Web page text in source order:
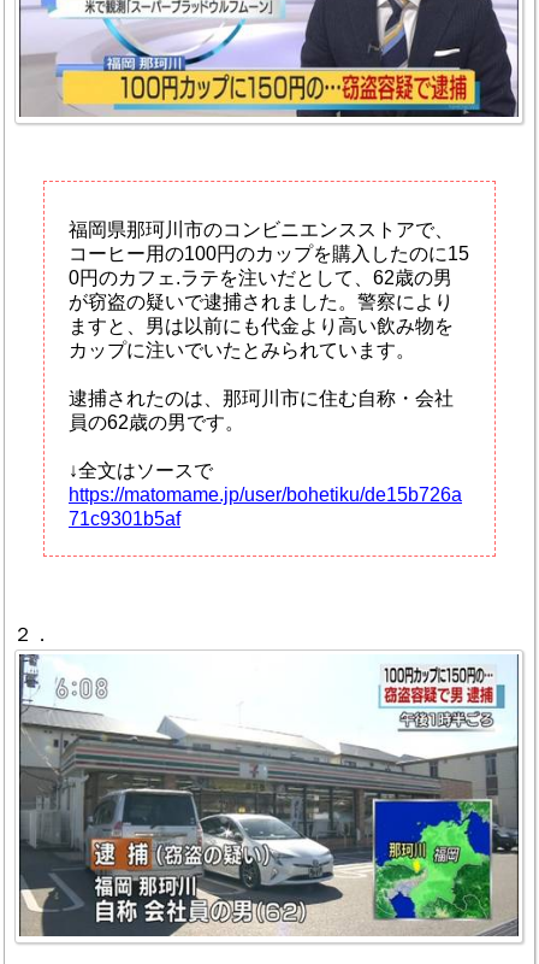
福岡県那珂川市のコンビニエンスストアで、
コーヒー用の100円のカップを購入したのに15
0円のカフェ.ラテを注いだとして、62歳の男
が窃盗の疑いで逮捕されました。警察により
ますと、男は以前にも代金より高い飲み物を
カップに注いでいたとみられています。
逮捕されたのは、那珂川市に住む自称・会社
員の62歳の男です。
↓全文はソースで
https://matomame.jp/user/bohetiku/de15b726a
71c9301b5af
２．